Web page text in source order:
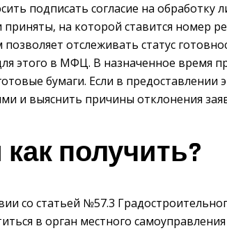
подписать согласие на обработку
на которой ставится номер
отслеживать статус
этого в МФЦ. В назначенное время
бумаги. Если в предоставлении
и выяснить причины отклонения
как получить?
со статьей №57.3
в орган местного